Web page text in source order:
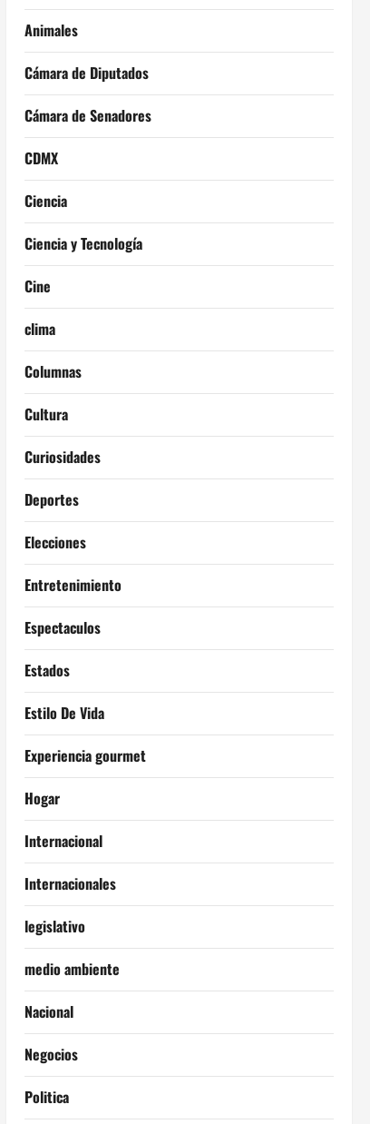
Animales
Cámara de Diputados
Cámara de Senadores
CDMX
Ciencia
Ciencia y Tecnología
Cine
clima
Columnas
Cultura
Curiosidades
Deportes
Elecciones
Entretenimiento
Espectaculos
Estados
Estilo De Vida
Experiencia gourmet
Hogar
Internacional
Internacionales
legislativo
medio ambiente
Nacional
Negocios
Politica